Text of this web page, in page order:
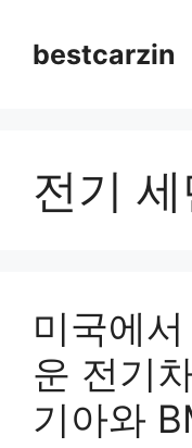
contentbestcarzin
전기
미국에
운 전기
기아와